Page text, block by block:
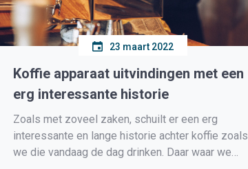
23 maart 2022
Koffie apparaat uitvindingen met een
erg interessante historie
Zoals met zoveel zaken, schuilt er een erg
interessante en lange historie achter koffie zoals
we die vandaag de dag drinken. Daar waar we